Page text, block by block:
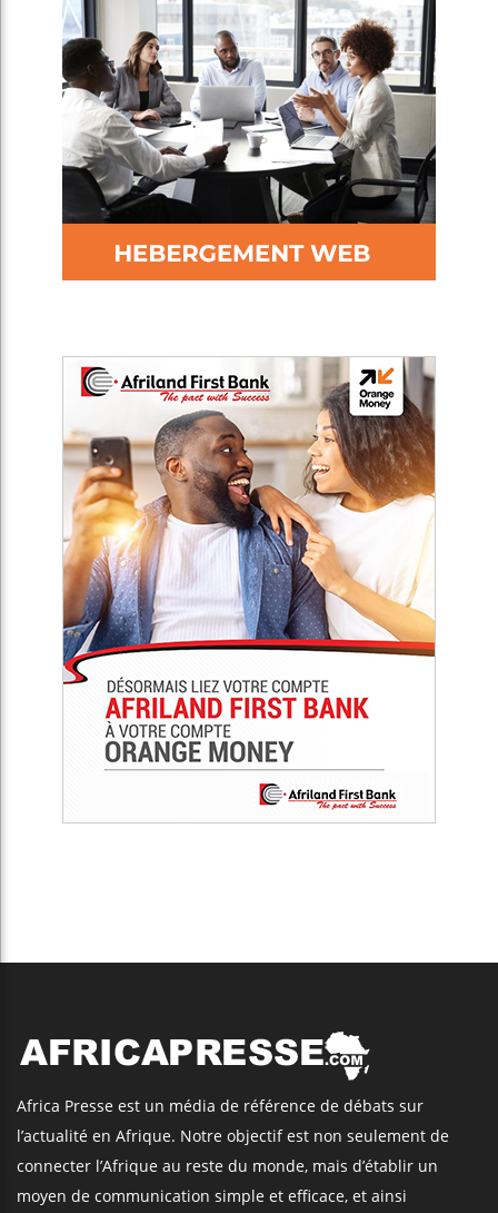
Africa Presse est un média de référence de débats sur
l’actualité en Afrique. Notre objectif est non seulement de
connecter l’Afrique au reste du monde, mais d’établir un
moyen de communication simple et efficace, et ainsi